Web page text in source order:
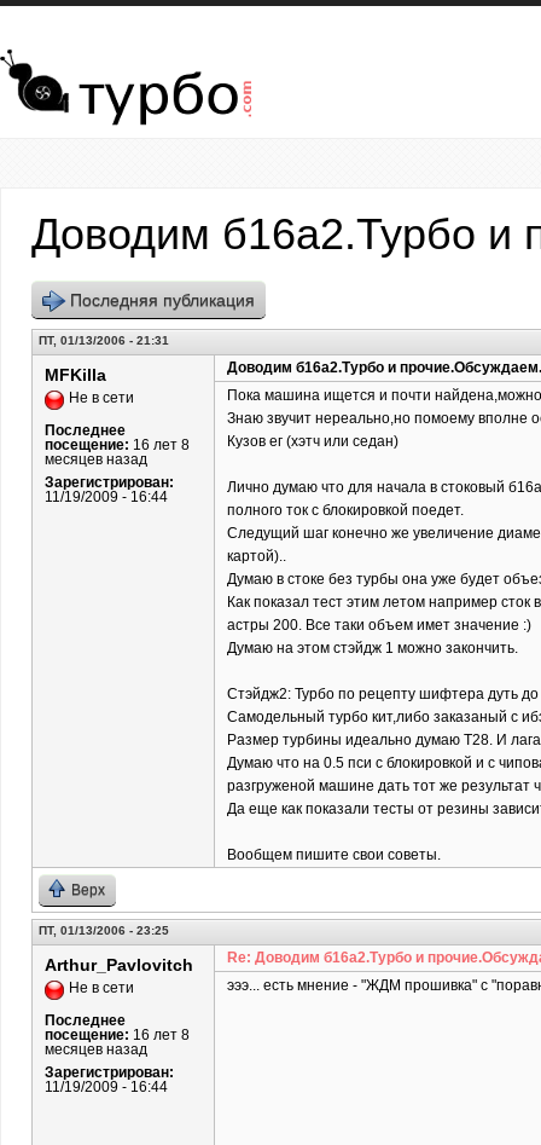
Перейти к основному содержанию
Доводим б16а2.Турбо и
Последняя публикация
ПТ, 01/13/2006 - 21:31
MFKilla
Не в сети
Последнее
посещение: 16 лет 8
месяцев назад
Зарегистрирован:
11/19/2009 - 16:44
Доводим б16а2.Турбо и прочие.Обсуждаем.
Пока машина ищется и почти найдена,можно
Знаю звучит нереально,но помоему вполне
Кузов ег (хэтч или седан)
Лично думаю что для начала в стоковый
полного ток с блокировкой поедет.
Следущий шаг конечно же увеличение
картой)..
Думаю в стоке без турбы она уже будет
Как показал тест этим летом например сток
астры 200. Все таки объем имет значение :)
Думаю на этом стэйдж 1 можно закончить.
Стэйдж2: Турбо по рецепту шифтера дуть
Самодельный турбо кит,либо заказаный с
Размер турбины идеально думаю Т28. И лага
Думаю что на 0.5 пси с блокировкой и с
разгруженой машине дать тот же результат
Да еще как показали тесты от резины
Вообщем пишите свои советы.
Верх
ПТ, 01/13/2006 - 23:25
Arthur_Pavlovitch
Не в сети
Последнее
посещение: 16 лет 8
месяцев назад
Зарегистрирован:
11/19/2009 - 16:44
Re: Доводим б16а2.Турбо и
эээ... есть мнение - "ЖДМ прошивка" с